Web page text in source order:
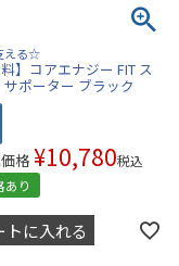
える☆
料】コアエナジー FIT ス
サポーター ブラック
格 ¥10,780税込
あり
トに入れる